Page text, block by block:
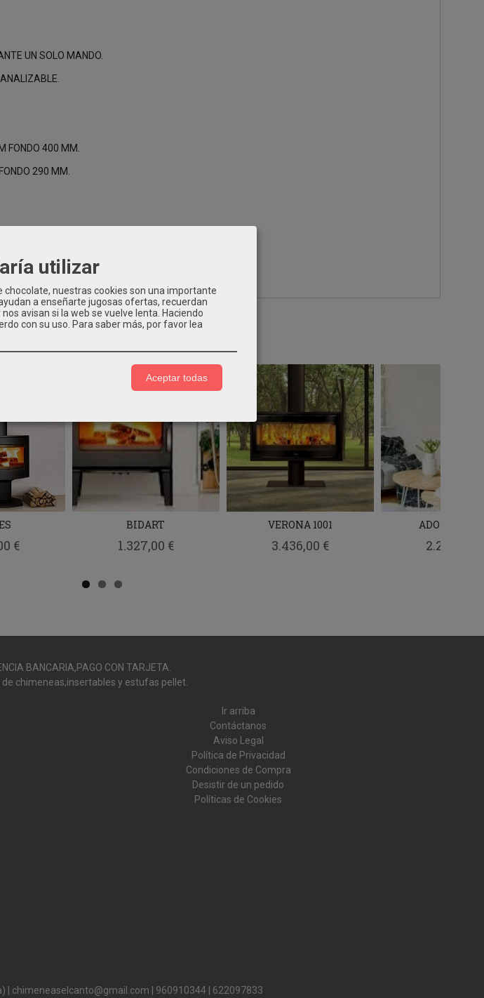
UN SOLO MANDO.
FONDO 400 MM.
290 MM.
€
BIDART
1.327,00 €
VERONA 1001
3.436,00 €
ADOUR 700
2.203,00 €
BANCARIA,PAGO CON TARJETA.
chimeneas,insertables y estufas pellet.
Ir arriba
Contáctanos
Aviso Legal
Política de Privacidad
Condiciones de Compra
Desistir de un pedido
Políticas de Cookies
| chimeneaselcanto@gmail.com | 960910344 622097833
utilizar
nuestras cookies son una importante
a enseñarte jugosas ofertas, recuerdan
avisan si la web se vuelve lenta. Haciendo
con su uso. Para saber más, por favor lea
Aceptar todas